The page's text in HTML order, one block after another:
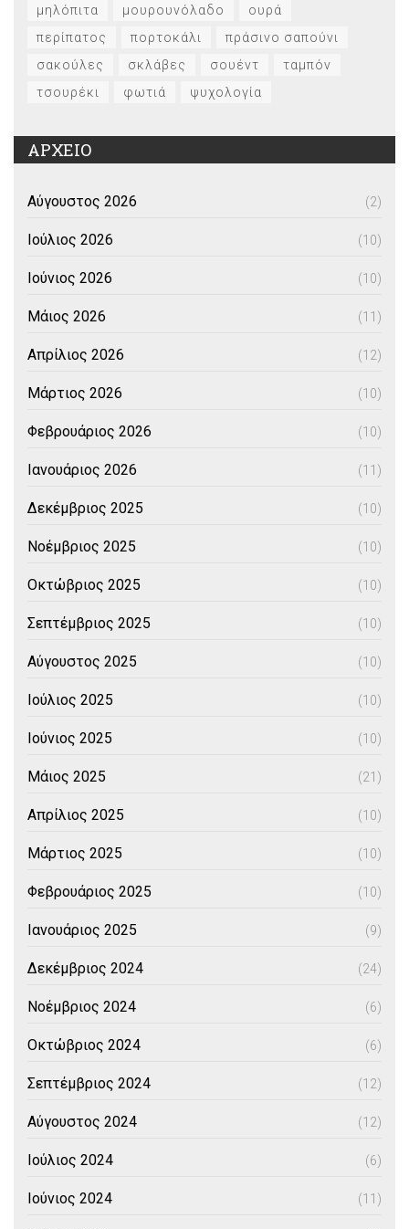
μηλόπιτα μουρουνόλαδο
ουρά
περίπατος
πορτοκάλι
πράσινο σαπούνι
σακούλες
σκλάβες σουέντ
ταμπόν
τσουρέκι
φωτιά ψυχολογία
ΑΡΧΕΙΟ
Αύγουστος 2026 (2)
Ιούλιος 2026 (10)
Ιούνιος 2026 (10)
Μάιος 2026 (11)
Απρίλιος 2026 (12)
Μάρτιος 2026 (10)
Φεβρουάριος 2026 (10)
Ιανουάριος 2026 (11)
Δεκέμβριος 2025 (10)
Νοέμβριος 2025 (10)
Οκτώβριος 2025 (10)
Σεπτέμβριος 2025 (10)
Αύγουστος 2025 (10)
Ιούλιος 2025 (10)
Ιούνιος 2025 (10)
Μάιος 2025 (21)
Απρίλιος 2025 (10)
Μάρτιος 2025 (10)
Φεβρουάριος 2025 (10)
Ιανουάριος 2025 (9)
Δεκέμβριος 2024 (24)
Νοέμβριος 2024 (6)
Οκτώβριος 2024 (6)
Σεπτέμβριος 2024 (12)
Αύγουστος 2024 (12)
Ιούλιος 2024 (6)
Ιούνιος 2024 (11)